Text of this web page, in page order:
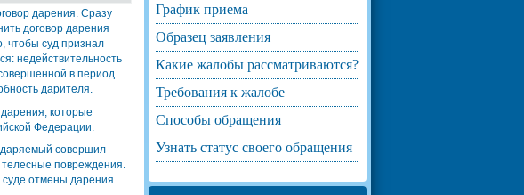
дарения. Сразу
договор дарения
чтобы суд признал
недействительность
в период
дарителя.
которые
Федерации.
совершил
повреждения.
суде отмены дарения
график приема
образец заявления
какие жалобы рассматриваются?
требования к жалобе
способы обращения
узнать статус своего обращения